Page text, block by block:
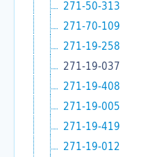
271-50-313
271-70-109
271-19-258
271-19-037
271-19-408
271-19-005
271-19-419
271-19-012